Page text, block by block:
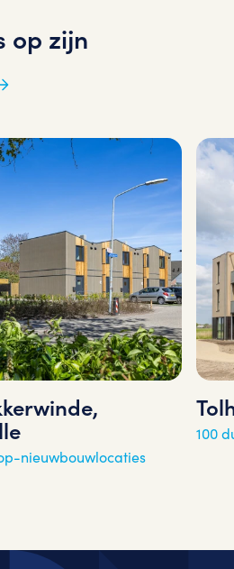
op zijn
nieuwbouwlocaties
100